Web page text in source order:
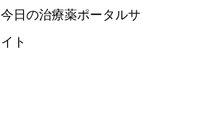
今日の治療薬ポータルサ
イト